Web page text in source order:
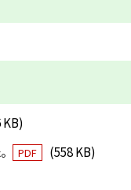
KB)
PDF
(558 KB)